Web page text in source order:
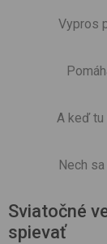
Vypros
A keď
Nech
Sviatočné
spievať